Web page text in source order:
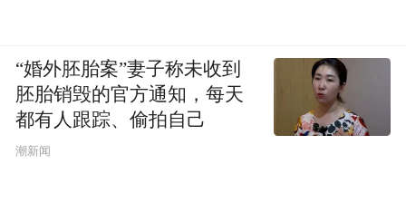
“婚外胚胎案”妻子称未收到
胚胎销毁的官方通知，每天
都有人跟踪、偷拍自己
潮新闻